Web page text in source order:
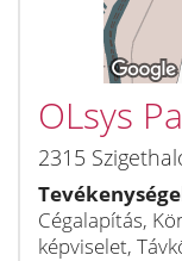
OLsys
2315
Cégalapítás,
képviselet,